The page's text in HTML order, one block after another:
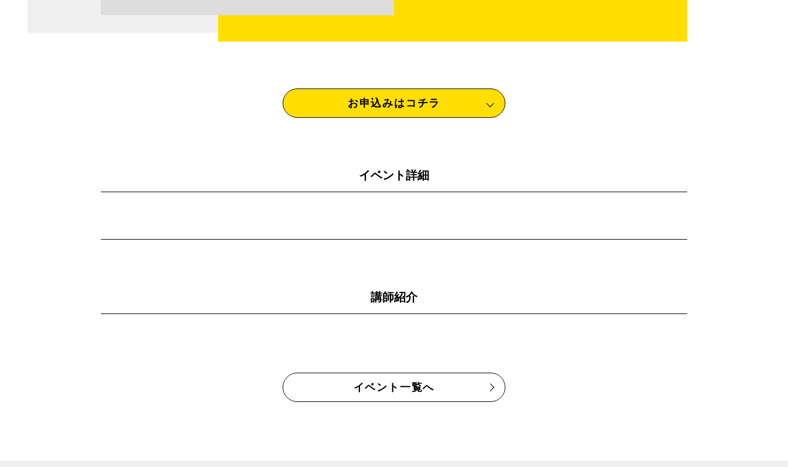
お申込みはコチラ
イベント詳細
講師紹介
イベント一覧へ